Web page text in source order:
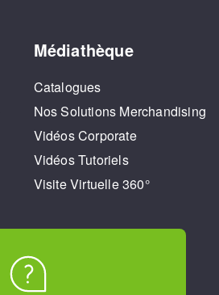
Médiathèque
Catalogues
Nos Solutions Merchandising
Vidéos Corporate
Vidéos Tutoriels
Visite Virtuelle 360°